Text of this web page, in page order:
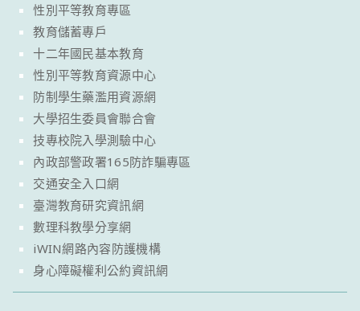
性別平等教育專區
教育儲蓄專戶
十二年國民基本教育
性別平等教育資源中心
防制學生藥濫用資源網
大學招生委員會聯合會
技專校院入學測驗中心
內政部警政署165防詐騙專區
交通安全入口網
臺灣教育研究資訊網
數理科教學分享網
iWIN網路內容防護機構
身心障礙權利公約資訊網